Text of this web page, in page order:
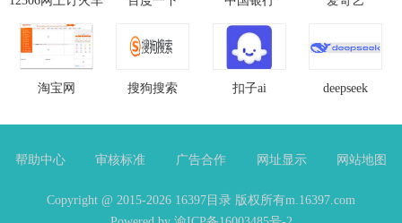
票官网
淘宝网 搜狗搜索 扣子ai deepseek
帮助中心 审核标准 广告合作 网址显示 网站地图
Copyright @ 2015-2026 16397目录 版权所有m.16397.com